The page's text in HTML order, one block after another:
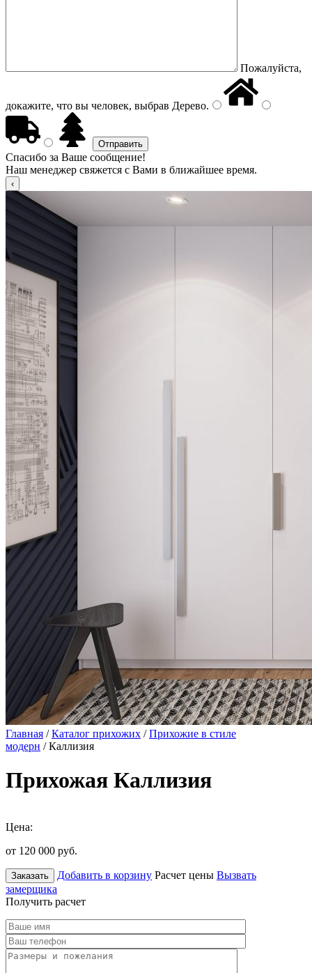
Пожалуйста,
докажите, что вы человек, выбрав Дерево.
Спасибо за Ваше сообщение!
Наш менеджер свяжется с Вами в ближайшее время.
Главная /Каталог прихожих /Прихожие в стиле
модерн / Каллизия
Прихожая Каллизия
Цена:
от 120 000 руб.
Заказать Добавить в корзину Расчет цены Вызвать
замерщика
Получить расчет